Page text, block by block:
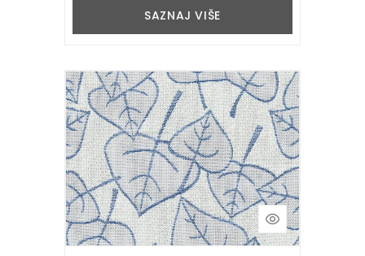
SAZNAJ VIŠE